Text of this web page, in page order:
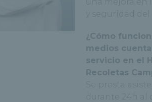
y seguridad
¿Cómo
medios
servicio en el
Recoletas
Se presta
durante 24h al